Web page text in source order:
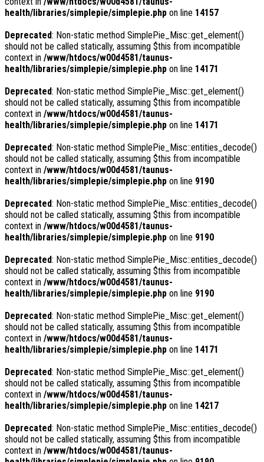
health/libraries/simplepie/simplepie.php on line 14157
Deprecated: Non-static method SimplePie_Misc::get_element()
should not be called statically, assuming $this from incompatible
context in /www/htdocs/w00d4581/taunus-
health/libraries/simplepie/simplepie.php on line 14171
Deprecated: Non-static method SimplePie_Misc::get_element()
should not be called statically, assuming $this from incompatible
context in /www/htdocs/w00d4581/taunus-
health/libraries/simplepie/simplepie.php on line 14171
Deprecated: Non-static method SimplePie_Misc::entities_decode()
should not be called statically, assuming $this from incompatible
context in /www/htdocs/w00d4581/taunus-
health/libraries/simplepie/simplepie.php on line 9190
Deprecated: Non-static method SimplePie_Misc::entities_decode()
should not be called statically, assuming $this from incompatible
context in /www/htdocs/w00d4581/taunus-
health/libraries/simplepie/simplepie.php on line 9190
Deprecated: Non-static method SimplePie_Misc::entities_decode()
should not be called statically, assuming $this from incompatible
context in /www/htdocs/w00d4581/taunus-
health/libraries/simplepie/simplepie.php on line 9190
Deprecated: Non-static method SimplePie_Misc::get_element()
should not be called statically, assuming $this from incompatible
context in /www/htdocs/w00d4581/taunus-
health/libraries/simplepie/simplepie.php on line 14171
Deprecated: Non-static method SimplePie_Misc::get_element()
should not be called statically, assuming $this from incompatible
context in /www/htdocs/w00d4581/taunus-
health/libraries/simplepie/simplepie.php on line 14217
Deprecated: Non-static method SimplePie_Misc::entities_decode()
should not be called statically, assuming $this from incompatible
context in /www/htdocs/w00d4581/taunus-